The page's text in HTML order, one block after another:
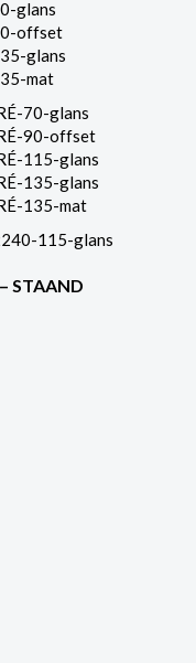
glans
offset
glans
mat
70-glans
90-offset
115-glans
135-glans
135-mat
115-glans
STAAND